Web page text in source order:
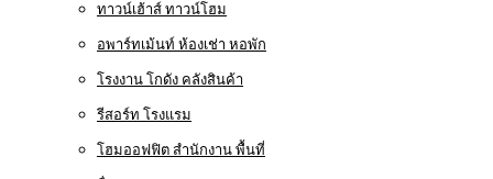
ทาวน์เฮ้าส์ ทาวน์โฮม
อพาร์ทเม้นท์ ห้องเช่า หอพัก
โรงงาน โกดัง คลังสินค้า
รีสอร์ท โรงแรม
โฮมออฟฟิต สำนักงาน พื้นที่